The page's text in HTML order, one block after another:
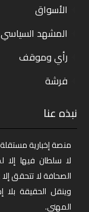
الأسواق
المشهد السياسي
رأي وموقف
فرشة
نبذه عنا
منصة إخبارية
لا سلطان فيها
الصحافة لا تتحقق
وينقل الحقيقة
المهني.